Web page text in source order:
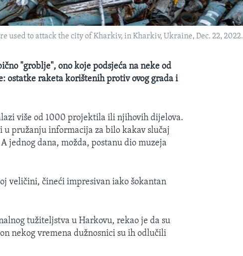
used to attack the city of Kharkiv, in Kharkiv, Ukraine, Dec. 22, 2022.
"groblje", ono koje podsjeća na neke od
ostatke raketa korištenih protiv ovog grada i
više od 1000 projektila ili njihovih dijelova.
u pružanju informacija za bilo kakav slučaj
dana, možda, postanu dio muzeja
veličini, čineći impresivan iako šokantan
tužiteljstva u Harkovu, rekao je da su
nekog vremena dužnosnici su ih odlučili